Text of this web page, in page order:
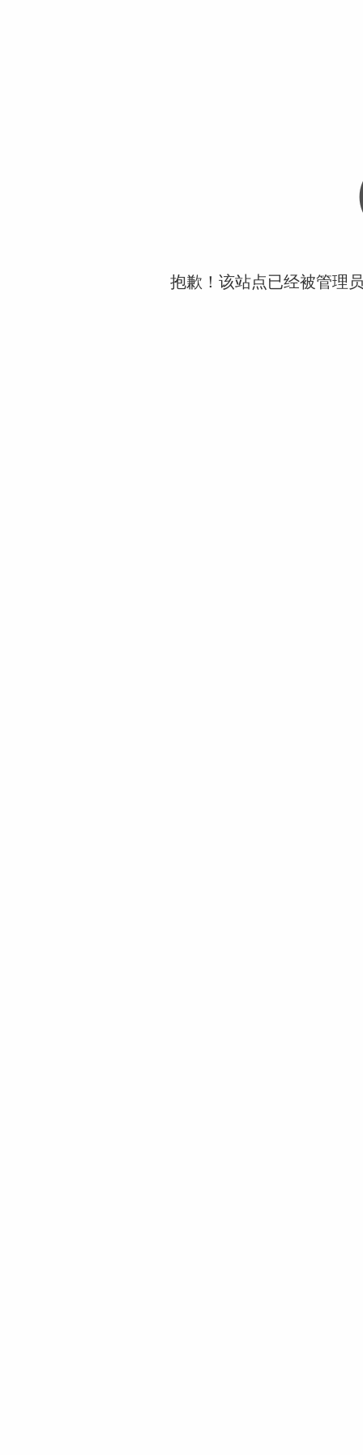
抱歉！该站点已经被管理